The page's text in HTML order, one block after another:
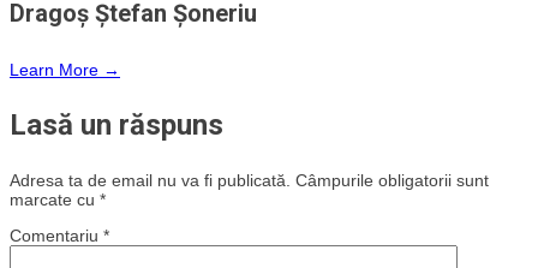
Dragoş Ştefan Șoneriu
Learn More →
Lasă un răspuns
Adresa ta de email nu va fi publicată. Câmpurile obligatorii sunt
marcate cu *
Comentariu *